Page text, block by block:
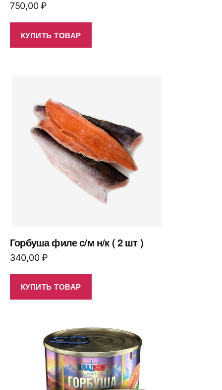
750,00₽
КУПИТЬ ТОВАР
Горбуша филе с/м н/к ( 2 шт )
340,00₽
КУПИТЬ ТОВАР